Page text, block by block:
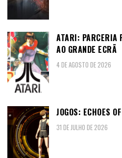
ATARI: PARCERIA
AO GRANDE ECRÃ
4 DE AGOSTO DE 2026
JOGOS: ECHOES
31 DE JULHO DE 2026